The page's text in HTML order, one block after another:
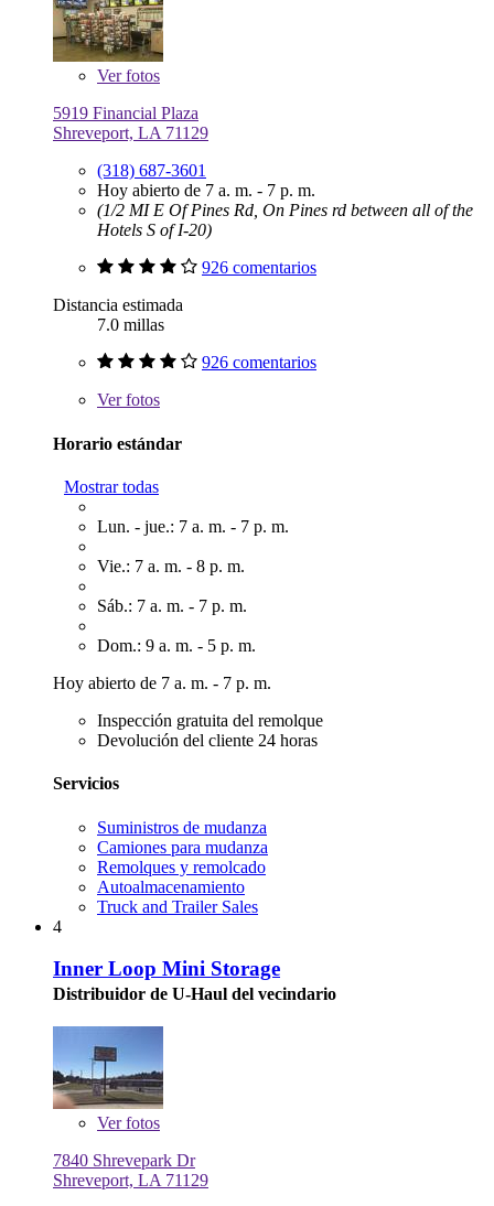
Verfotos
5919 Financial Plaza
Shreveport, LA 71129
(318) 687-3601
Hoy abierto de 7 a. m. - 7 p. m.
(1/2 MI E Of Pines Rd, On Pines rd between all of the
Hotels S of I-20)
926 comentarios
Distancia estimada
7.0 millas
926 comentarios
Verfotos
Horario estándar
Mostrar todas
Lun. - jue.: 7 a. m. - 7 p. m.
Vie.: 7 a. m. - 8 p. m.
Sáb.: 7 a. m. - 7 p. m.
Dom.: 9 a. m. - 5 p. m.
Hoy abierto de 7 a. m. - 7 p. m.
Inspección gratuita del remolque
Devolución del cliente 24 horas
Servicios
Suministros de mudanza
Camiones para mudanza
Remolques y remolcado
Autoalmacenamiento
Truck and Trailer Sales
4
Inner Loop Mini Storage
Distribuidor de U-Haul del vecindario
Verfotos
7840 Shrevepark Dr
Shreveport, LA 71129